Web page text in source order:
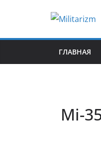
ГЛАВНАЯ
Mi-